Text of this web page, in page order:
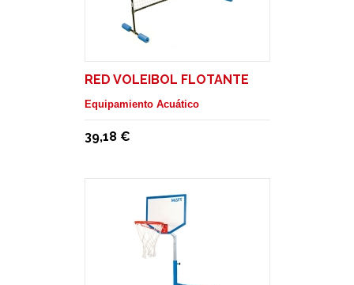
RED VOLEIBOL FLOTANTE
Equipamiento Acuático
39,18 €